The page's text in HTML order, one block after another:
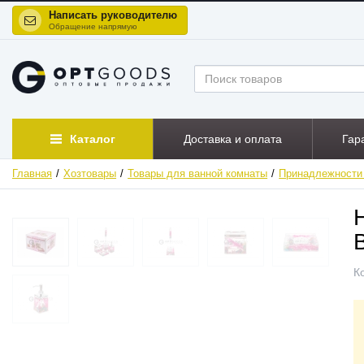
Написать руководителю
Обращение напрямую
Каталог Доставка и оплата
Главная Хозтовары Товары для ванной комнаты